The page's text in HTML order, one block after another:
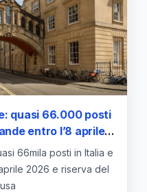
quasi 66.000 posti
entro l’8 aprile
concorsi scolastici
66mila posti in Italia e
2026 e riserva del